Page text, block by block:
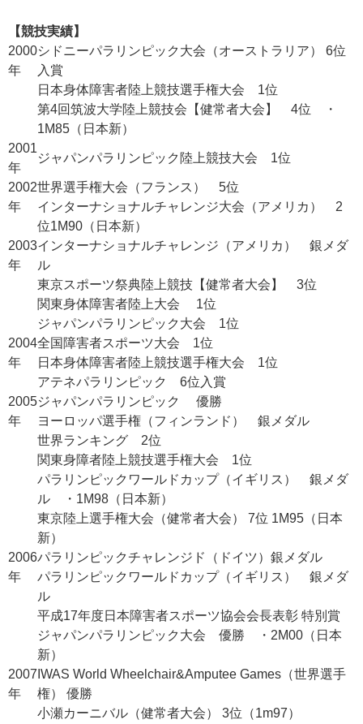
【競技実績】
2000
年
シドニーパラリンピック大会（オーストラリア） 6位
入賞
日本身体障害者陸上競技選手権大会 1位
第4回筑波大学陸上競技会【健常者大会】 4位 ・
1M85（日本新）
2001
年
ジャパンパラリンピック陸上競技大会 1位
2002
年
世界選手権大会（フランス） 5位
インターナショナルチャレンジ大会（アメリカ） 2
位1M90（日本新）
2003
年
インターナショナルチャレンジ（アメリカ） 銀メダ
ル
東京スポーツ祭典陸上競技【健常者大会】 3位
関東身体障害者陸上大会 1位
ジャパンパラリンピック大会 1位
2004
年
全国障害者スポーツ大会 1位
日本身体障害者陸上競技選手権大会 1位
アテネパラリンピック 6位入賞
2005
年
ジャパンパラリンピック 優勝
ヨーロッパ選手権（フィンランド） 銀メダル
世界ランキング 2位
関東身障者陸上競技選手権大会 1位
パラリンピックワールドカップ（イギリス） 銀メダ
ル ・1M98（日本新）
東京陸上選手権大会（健常者大会） 7位 1M95（日本
新）
2006
年
パラリンピックチャレンジド（ドイツ）銀メダル
パラリンピックワールドカップ（イギリス） 銀メダ
ル
平成17年度日本障害者スポーツ協会会長表彰 特別賞
ジャパンパラリンピック大会 優勝 ・2M00（日本
新）
2007
年
IWAS World Wheelchair&Amputee Games（世界選手
権） 優勝
小瀬カーニバル（健常者大会） 3位（1m97）